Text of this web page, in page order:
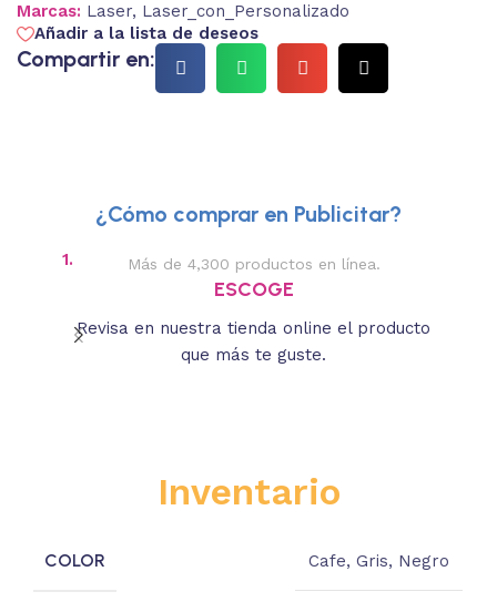
Marcas: Laser, Laser_con_Personalizado
Añadir a la lista de deseos
Compartir en:
¿Cómo comprar en Publicitar?
1. Más de 4,300 productos en línea.
ESCOGE
Revisa en nuestra tienda online el producto
que más te guste.
Inventario
COLOR Cafe,Gris, Negro